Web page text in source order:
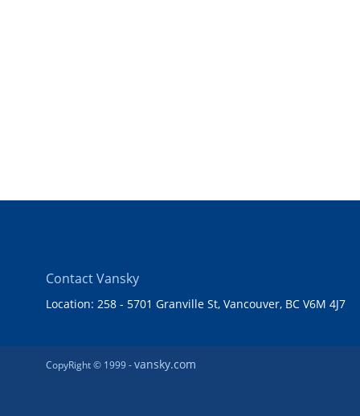
Contact Vansky
Location: 258 - 5701 Granville St, Vancouver, BC V6M 4J7
CopyRight © 1999 -vansky.com